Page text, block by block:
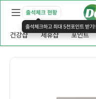
출석체크 현황
출석체크하고 최대 5천포인트 받기!
건강샵 제휴샵 포인트